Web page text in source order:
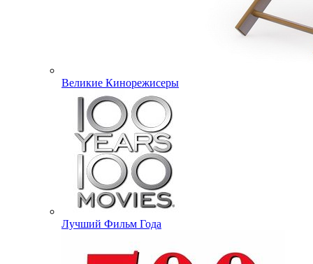
Великие Кинорежисеры
Лучший Фильм Года